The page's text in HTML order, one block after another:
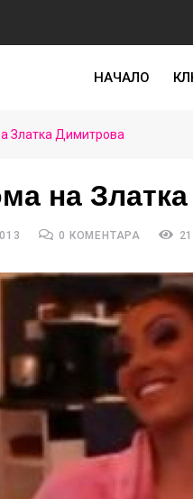
НАЧАЛО
Златка Димитрова
на
0 КОМЕНТАРА